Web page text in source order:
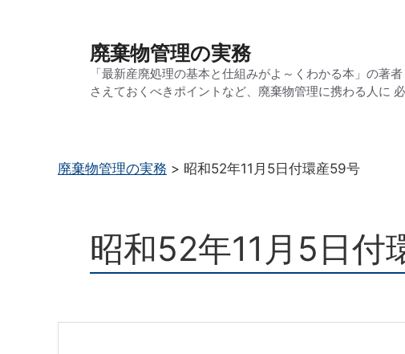
廃棄物管理の実務
「最新産廃処理の基本と仕組みがよ～くわかる本」の著
さえておくべきポイントなど、廃棄物管理に携わる人に
廃棄物管理の実務 > 昭和52年11月5日付環産59号
昭和52年11月5日付